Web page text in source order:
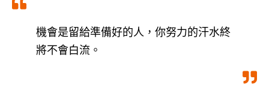
機會是留給準備好的人，你努力的汗水終
將不會白流。